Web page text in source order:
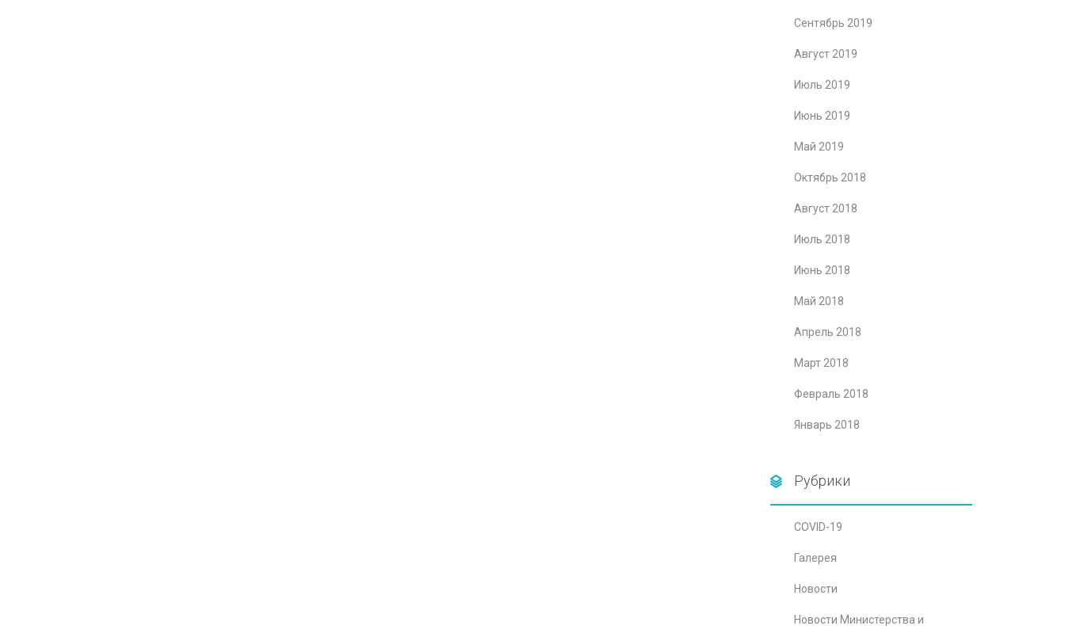
Сентябрь 2019
Август 2019
Июль 2019
Июнь 2019
Май 2019
Октябрь 2018
Август 2018
Июль 2018
Июнь 2018
Май 2018
Апрель 2018
Март 2018
Февраль 2018
Январь 2018
Рубрики
COVID-19
Галерея
Новости
Новости Министерства и